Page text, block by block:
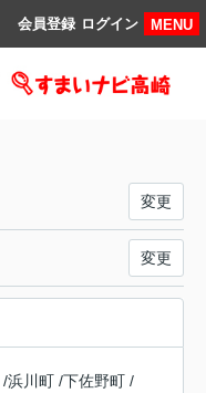
MENU
ログイン
会員登録
変更
変更
/浜川町 /下佐野町 /